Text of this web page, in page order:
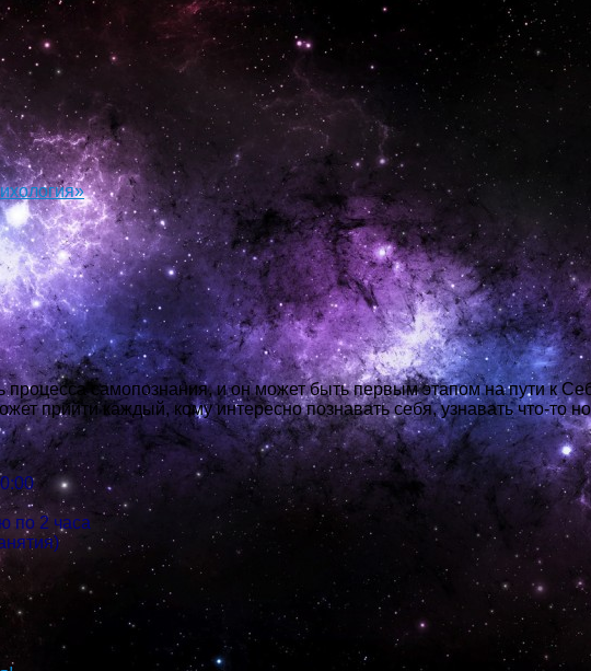
процесса самопознания, и он может быть первым этапом на пути к
прийти каждый, кому интересно познавать себя, узнавать что-то
по 2 часа